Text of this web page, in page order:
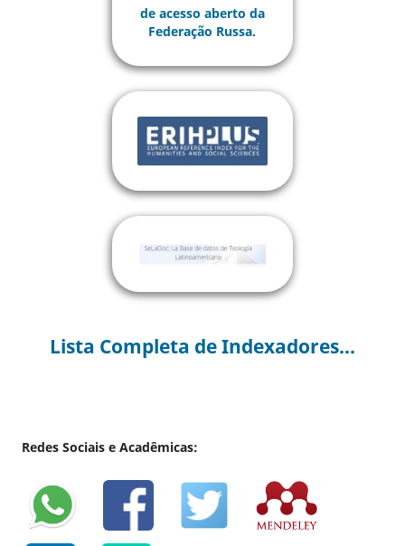
Lista Completa de Indexadores...
Redes Sociais e Acadêmicas: